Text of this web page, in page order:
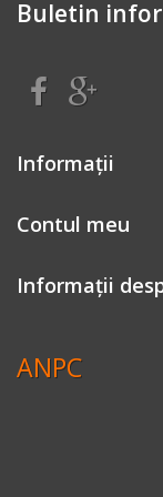
Buletin
Informaţii
Contul meu
Informații
ANPC